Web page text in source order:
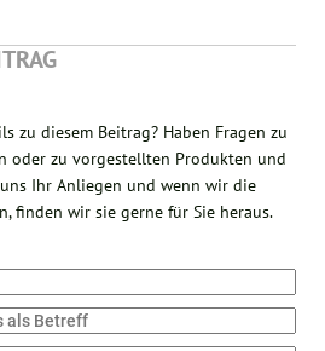
zu diesem Beitrag? Haben Fragen zu
oder zu vorgestellten Produkten und
Ihr Anliegen und wenn wir die
finden wir sie gerne für Sie heraus.